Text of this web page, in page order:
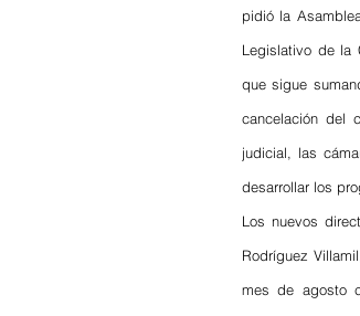
pidió la
Legislativo de la
que sigue
cancelación del
judicial, las
desarrollar los
Los nuevos
Rodríguez
mes de agosto